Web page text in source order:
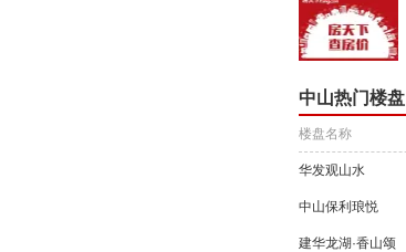
中山热门楼盘
楼盘名称
华发观山水
中山保利琅悦
建华龙湖·香山颂